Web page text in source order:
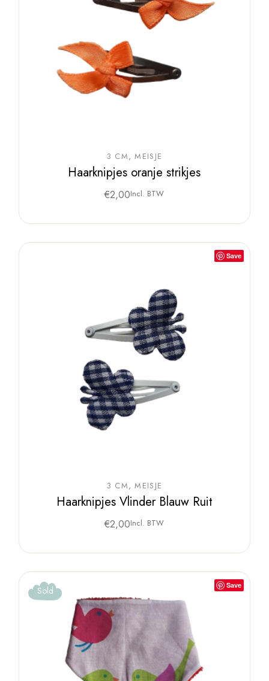
3 CM MEISJE
Haarknipjes oranje strikjes
€2,00Incl. BTW
Save
3 CM MEISJE
Haarknipjes Vlinder Blauw Ruit
€2,00Incl. BTW
Save
Sold